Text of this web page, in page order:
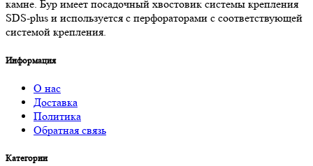
камне. Бур имеет посадочный хвостовик системы крепления
SDS-plus и используется с перфораторами с соответствующей
системой крепления.
Информация
О нас
Доставка
Политика
Обратная связь
Категории